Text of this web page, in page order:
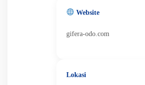
Website
gifera-odo.com
Lokasi